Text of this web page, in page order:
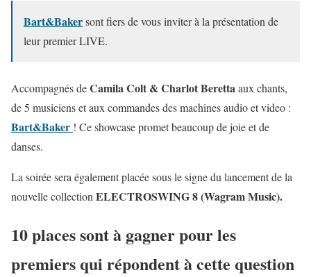
Bart&Bakersont fiers de vous inviter à la présentation de
leur premier LIVE.
Accompagnés deCamila Colt & Charlot Berettaaux chants,
de 5 musiciens et aux commandes des machines audio et video :
Bart&Baker ! Ce showcase promet beaucoup de joie et de
danses.
La soirée sera également placée sous le signe du lancement de la
nouvelle collection ELECTROSWING 8 (Wagram Music).
10 places sont à gagner pour les
premiers qui répondent à cette question